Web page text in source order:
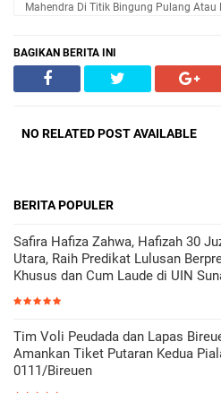
Mahendra Di Titik Bingung Pulang Atau
BAGIKAN BERITA INI
NO RELATED POST AVAILABLE
BERITA POPULER
Safira Hafiza Zahwa, Hafizah 30
Utara, Raih Predikat Lulusan
Khusus dan Cum Laude di UIN
Tim Voli Peudada dan Lapas
Amankan Tiket Putaran Kedua
0111/Bireuen